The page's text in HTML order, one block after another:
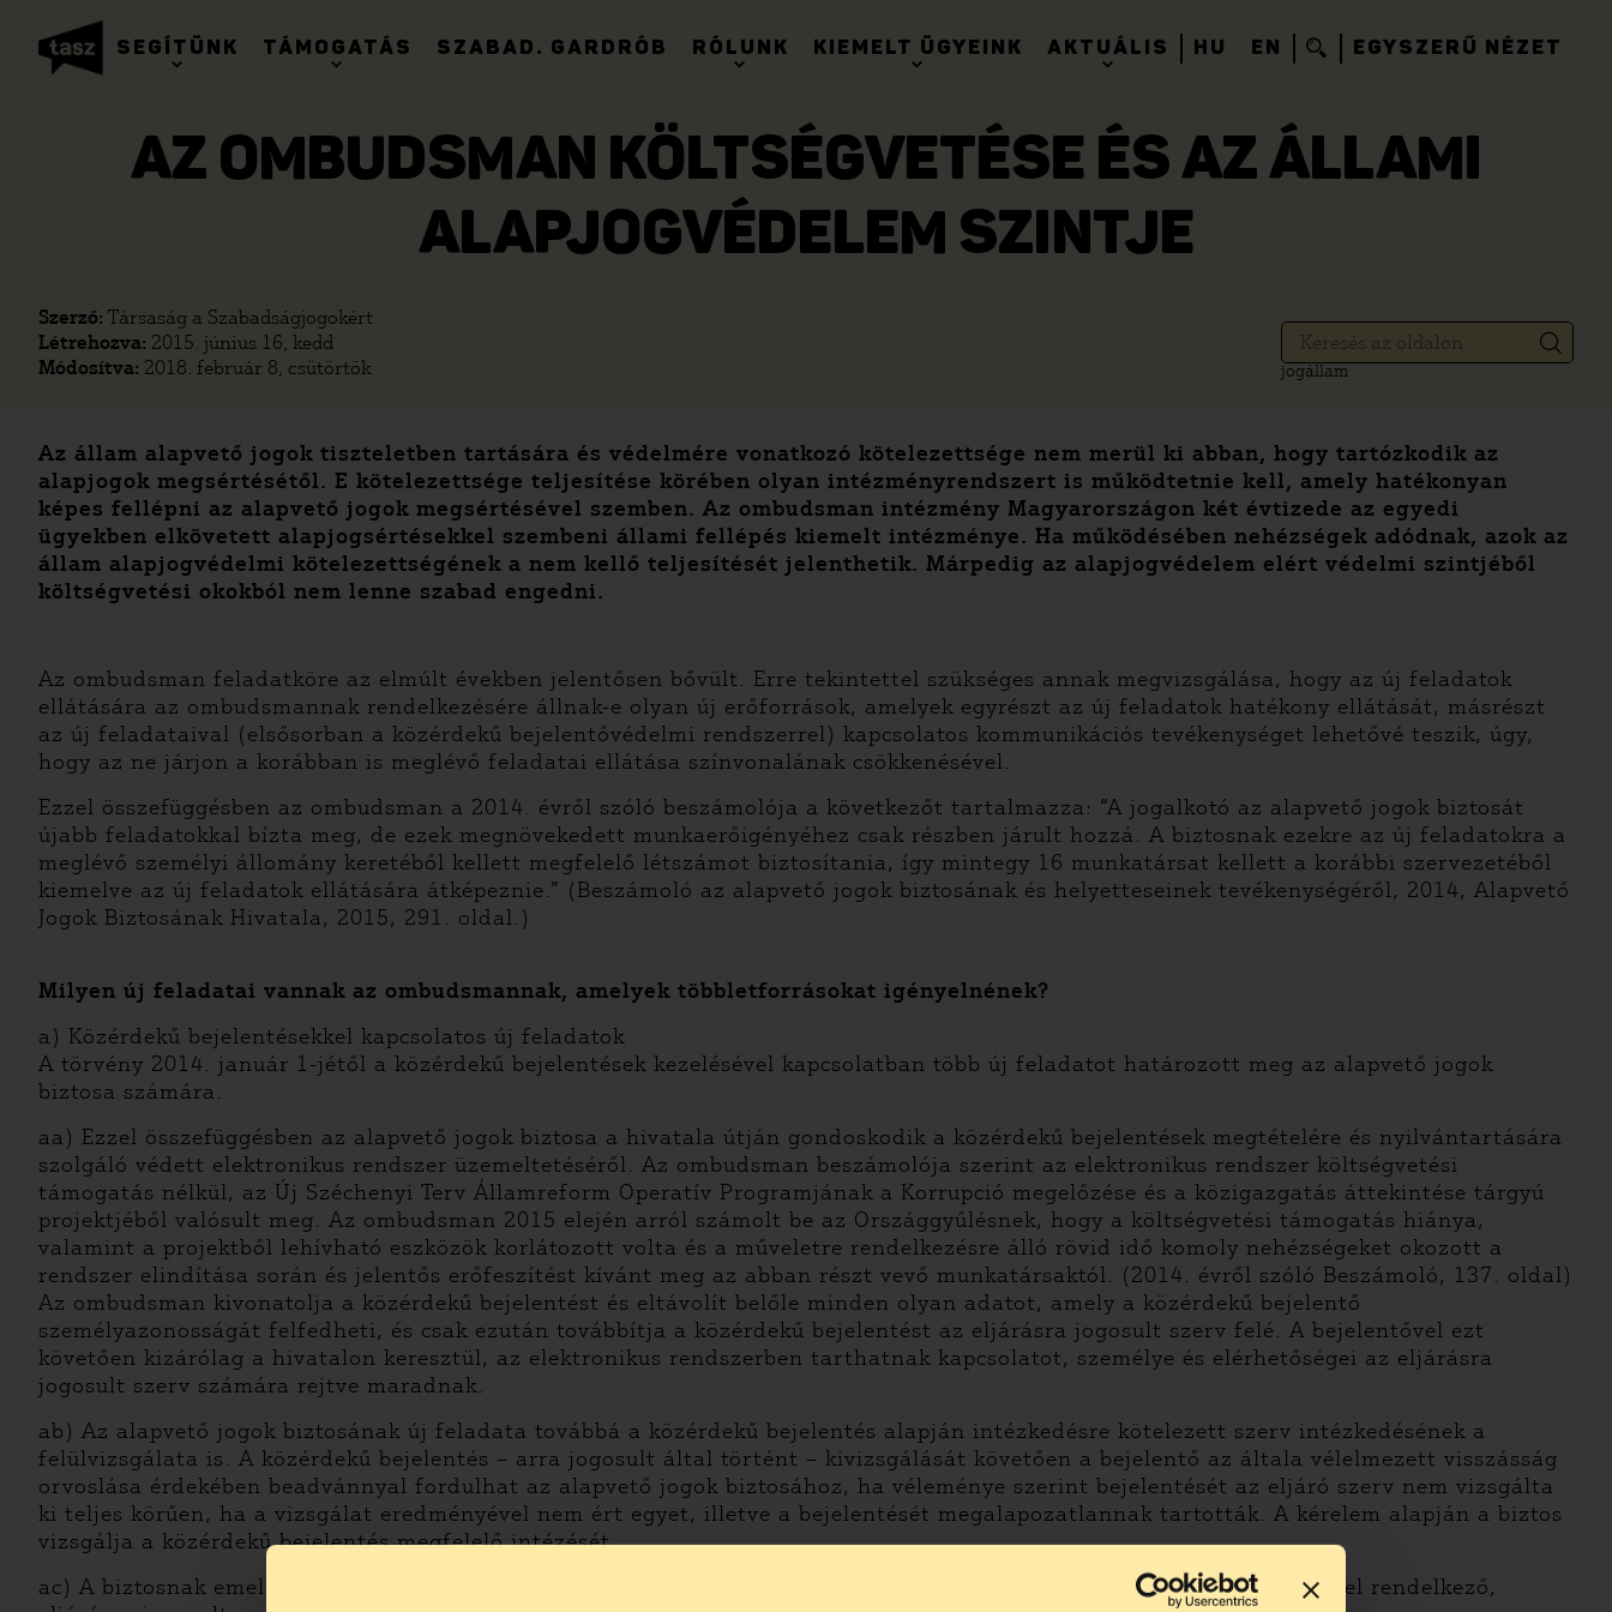
SEGÍTÜNK TÁMOGATÁS SZABAD. GARDRÓB RÓLUNK KIEMELT ÜGYEINK AKTUÁLIS HU EN EGYSZERŰ NÉZET
AZ OMBUDSMAN KÖLTSÉGVETÉSE ÉS AZ ÁLLAMI
ALAPJOGVÉDELEM SZINTJE
Szerző: Társaság a Szabadságjogokért
Létrehozva: 2015. június 16, kedd
Módosítva: 2018. február 8, csütörtök jogállam
Az állam alapvető jogok tiszteletben tartására és védelmére vonatkozó kötelezettsége nem merül ki abban, hogy tartózkodik az
alapjogok megsértésétől. E kötelezettsége teljesítése körében olyan intézményrendszert is működtetnie kell, amely hatékonyan
képes fellépni az alapvető jogok megsértésével szemben. Az ombudsman intézmény Magyarországon két évtizede az egyedi
ügyekben elkövetett alapjogsértésekkel szembeni állami fellépés kiemelt intézménye. Ha működésében nehézségek adódnak, azok az
állam alapjogvédelmi kötelezettségének a nem kellő teljesítését jelenthetik. Márpedig az alapjogvédelem elért védelmi szintjéből
költségvetési okokból nem lenne szabad engedni.
Az ombudsman feladatköre az elmúlt években jelentősen bővült. Erre tekintettel szükséges annak megvizsgálása, hogy az új feladatok
ellátására az ombudsmannak rendelkezésére állnak-e olyan új erőforrások, amelyek egyrészt az új feladatok hatékony ellátását, másrészt
az új feladataival (elsősorban a közérdekű bejelentővédelmi rendszerrel) kapcsolatos kommunikációs tevékenységet lehetővé teszik, úgy,
hogy az ne járjon a korábban is meglévő feladatai ellátása színvonalának csökkenésével.
Ezzel összefüggésben az ombudsman a 2014. évről szóló beszámolója a következőt tartalmazza: “A jogalkotó az alapvető jogok biztosát
újabb feladatokkal bízta meg, de ezek megnövekedett munkaerőigényéhez csak részben járult hozzá. A biztosnak ezekre az új feladatokra a
meglévő személyi állomány keretéből kellett megfelelő létszámot biztosítania, így mintegy 16 munkatársat kellett a korábbi szervezetéből
kiemelve az új feladatok ellátására átképeznie.” (Beszámoló az alapvető jogok biztosának és helyetteseinek tevékenységéről, 2014, Alapvető
Jogok Biztosának Hivatala, 2015, 291. oldal.)
Milyen új feladatai vannak az ombudsmannak, amelyek többletforrásokat igényelnének?
a) Közérdekű bejelentésekkel kapcsolatos új feladatok
A törvény 2014. január 1-jétől a közérdekű bejelentések kezelésével kapcsolatban több új feladatot határozott meg az alapvető jogok
biztosa számára.
aa) Ezzel összefüggésben az alapvető jogok biztosa a hivatala útján gondoskodik a közérdekű bejelentések megtételére és nyilvántartására
szolgáló védett elektronikus rendszer üzemeltetéséről. Az ombudsman beszámolója szerint az elektronikus rendszer költségvetési
támogatás nélkül, az Új Széchenyi Terv Államreform Operatív Programjának a Korrupció megelőzése és a közigazgatás áttekintése tárgyú
projektjéből valósult meg. Az ombudsman 2015 elején arról számolt be az Országgyűlésnek, hogy a költségvetési támogatás hiánya,
valamint a projektből lehívható eszközök korlátozott volta és a műveletre rendelkezésre álló rövid idő komoly nehézségeket okozott a
rendszer elindítása során és jelentős erőfeszítést kívánt meg az abban részt vevő munkatársaktól. (2014. évről szóló Beszámoló, 137. oldal)
Az ombudsman kivonatolja a közérdekű bejelentést és eltávolít belőle minden olyan adatot, amely a közérdekű bejelentő
személyazonosságát felfedheti, és csak ezután továbbítja a közérdekű bejelentést az eljárásra jogosult szerv felé. A bejelentővel ezt
követően kizárólag a hivatalon keresztül, az elektronikus rendszerben tarthatnak kapcsolatot, személye és elérhetőségei az eljárásra
jogosult szerv számára rejtve maradnak.
ab) Az alapvető jogok biztosának új feladata továbbá a közérdekű bejelentés alapján intézkedésre kötelezett szerv intézkedésének a
felülvizsgálata is. A közérdekű bejelentés – arra jogosult által történt – kivizsgálását követően a bejelentő az általa vélelmezett visszásság
orvoslása érdekében beadvánnyal fordulhat az alapvető jogok biztosához, ha véleménye szerint bejelentését az eljáró szerv nem vizsgálta
ki teljes körűen, ha a vizsgálat eredményével nem ért egyet, illetve a bejelentését megalapozatlannak tartották. A kérelem alapján a biztos
vizsgálja a közérdekű bejelentés megfelelő intézését.
ac) A biztosnak emellett lehetősége van arra, hogy hivatalból vizsgálja a közérdekű bejelentések elintézésére hatáskörrel rendelkező,